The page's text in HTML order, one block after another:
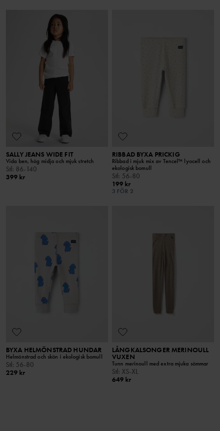
SALLY JEANS WIDE FIT
Vida ben, hög midja och mjuk stretch
Stl: 86-140
399 kr
RIBBAD BYXA PRICKIG
Ribbad i mjuk mix av Tencel™ lyocell och
ekologisk bomull
Stl: 56-80
199 kr
3 FÖR 2
BYXA HELMÖNSTRAD HUNDAR
Helmönstrad och skön i ekologisk bomull
Stl: 56-80
229 kr
LÅNGKALSONGER MERINOULL
VUXEN
Tunn merinoull med extra mjuka sömmar
Stl: XS-XL
649 kr